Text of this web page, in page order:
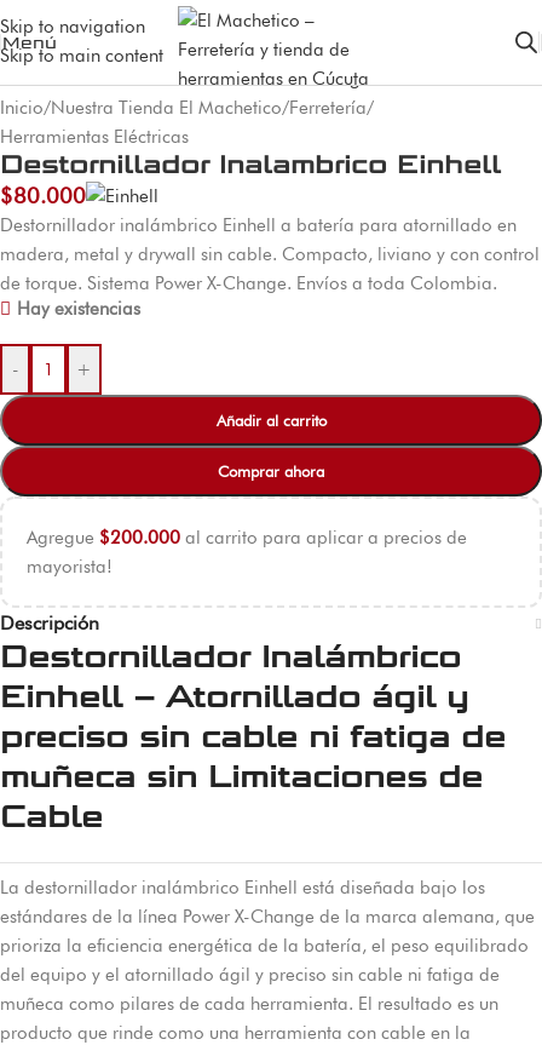
Skip to navigation
Skip to main content
Menú
Inicio/Nuestra Tienda El Machetico/Ferretería/
Herramientas Eléctricas
Destornillador Inalambrico Einhell
$80.000
Destornillador inalámbrico Einhell a batería para atornillado en
madera, metal y drywall sin cable. Compacto, liviano y con control
de torque. Sistema Power X-Change. Envíos a toda Colombia.
Hay existencias
- +
Añadir al carrito
Comprar ahora
Agregue $200.000 al carrito para aplicar a precios de
mayorista!
Descripción
Destornillador Inalámbrico
Einhell – Atornillado ágil y
preciso sin cable ni fatiga de
muñeca sin Limitaciones de
Cable
La destornillador inalámbrico Einhell está diseñada bajo los
estándares de la línea Power X-Change de la marca alemana, que
prioriza la eficiencia energética de la batería, el peso equilibrado
del equipo y el atornillado ágil y preciso sin cable ni fatiga de
muñeca como pilares de cada herramienta. El resultado es un
producto que rinde como una herramienta con cable en la